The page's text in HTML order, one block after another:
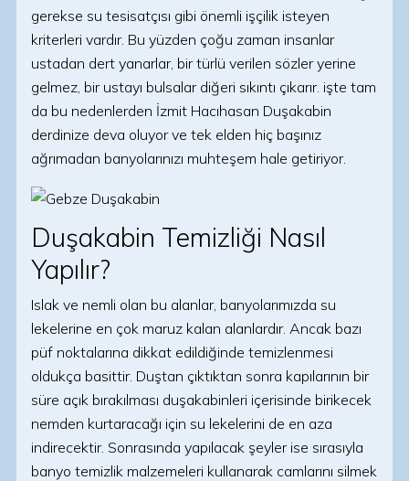
gerekse su tesisatçısı gibi önemli işçilik isteyen
kriterleri vardır. Bu yüzden çoğu zaman insanlar
ustadan dert yanarlar, bir türlü verilen sözler yerine
gelmez, bir ustayı bulsalar diğeri sıkıntı çıkarır. işte tam
da bu nedenlerden İzmit Hacıhasan Duşakabin
derdinize deva oluyor ve tek elden hiç başınız
ağrımadan banyolarınızı muhteşem hale getiriyor.
Duşakabin Temizliği Nasıl
Yapılır?
Islak ve nemli olan bu alanlar, banyolarımızda su
lekelerine en çok maruz kalan alanlardır. Ancak bazı
püf noktalarına dikkat edildiğinde temizlenmesi
oldukça basittir. Duştan çıktıktan sonra kapılarının bir
süre açık bırakılması duşakabinleri içerisinde birikecek
nemden kurtaracağı için su lekelerini de en aza
indirecektir. Sonrasında yapılacak şeyler ise sırasıyla
banyo temizlik malzemeleri kullanarak camlarını silmek